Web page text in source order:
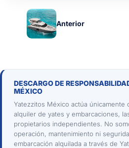
Anterior
DESCARGO DE
MÉXICO
Yatezzitos México actúa únicamente
alquiler de yates y embarcaciones,
propietarios independientes. No
operación, mantenimiento ni
embarcación alquilada a través de